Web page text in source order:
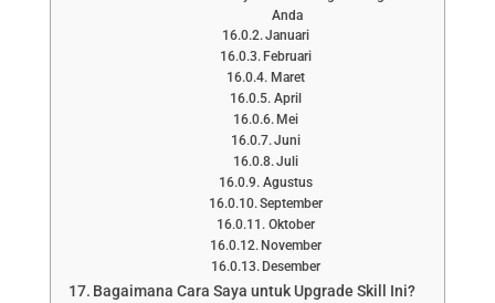
Anda
Januari
Februari
Maret
April
Mei
Juni
Juli
Agustus
September
Oktober
November
Desember
Bagaimana Cara Saya untuk Upgrade Skill Ini?